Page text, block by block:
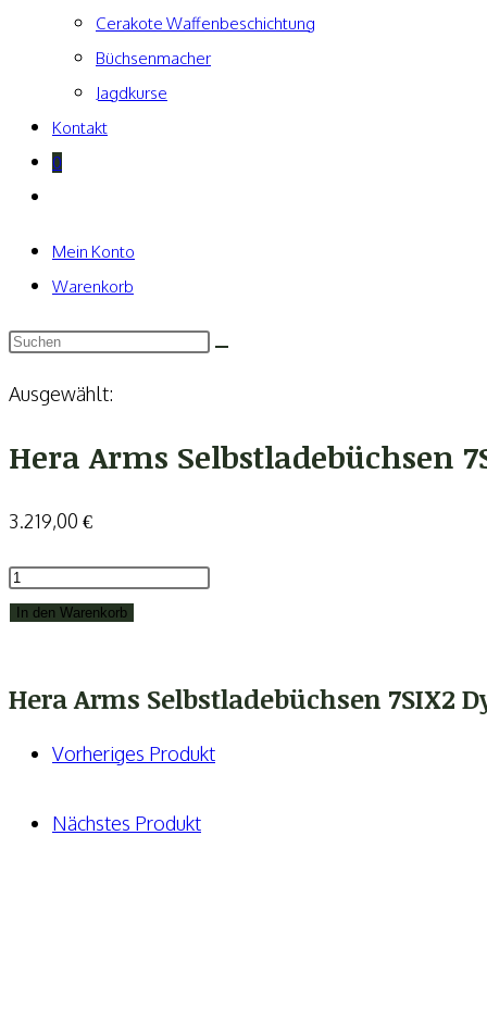
Cerakote Waffenbeschichtung
Büchsenmacher
Jagdkurse
Kontakt
0
umschalten
Mein Konto
Warenkorb
Ausgewählt:
Hera Arms Selbstladebüchsen
3.219,00 €
Hera
Arms
Dynamic
Menge
In den Warenkorb
Hera Arms Selbstladebüchsen 7SIX2
Vorheriges Produkt
Nächstes Produkt